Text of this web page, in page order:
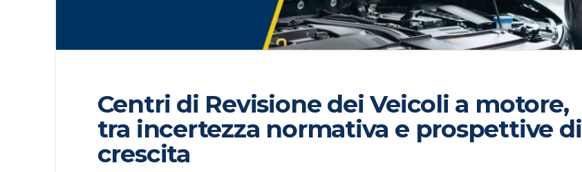
Centri di Revisione dei Veicoli a motore,
tra incertezza normativa e prospettive di
crescita